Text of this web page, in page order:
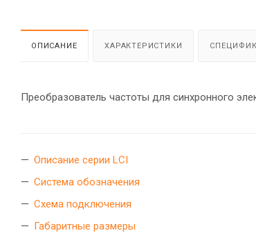
ОПИСАНИЕ ХАРАКТЕРИСТИКИ
Преобразователь частоты для синхронного
Описание серии LCI
Система обозначения
Схема подключения
Габаритные размеры